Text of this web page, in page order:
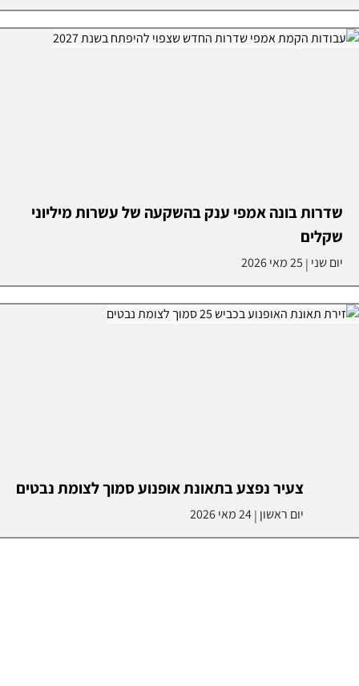
שדרות בונה אמפי ענק בהשקעה של עשרות מיליוני
שקלים
יום שני | 25 מאי 2026
צעיר נפצע בתאונת אופנוע סמוך לצומת נבטים
יום ראשון |24 מאי 2026